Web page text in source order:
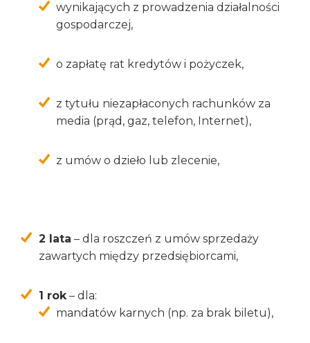
wynikających z prowadzenia działalności
gospodarczej,
o zapłatę rat kredytów i pożyczek,
z tytułu niezapłaconych rachunków za
media (prąd, gaz, telefon, Internet),
z umów o dzieło lub zlecenie,
2 lata – dla roszczeń z umów sprzedaży
zawartych między przedsiębiorcami,
1 rok– dla:
mandatów karnych (np. za brak biletu),